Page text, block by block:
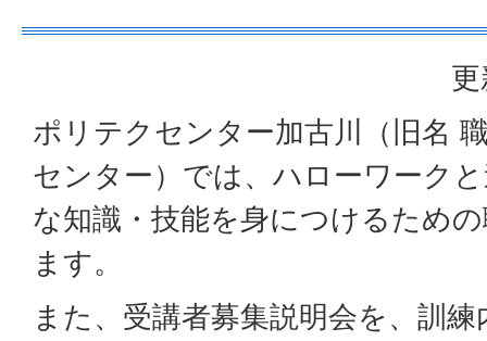
ポリテクセンター加古川（旧名
センター）では、ハローワーク
な知識・技能を身につけるため
ます。
また、受講者募集説明会を、訓